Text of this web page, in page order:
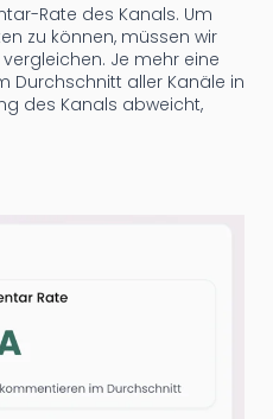
Rate des Kanals. Um
zu können, müssen wir
Je mehr eine
Durchschnitt aller Kanäle in
des Kanals abweicht,